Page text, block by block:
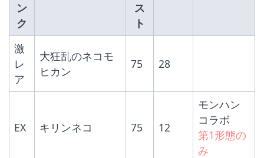
ン
ク
ス
ト
激
レ
ア
大狂乱のネコモ
ヒカン
75 28
EX キリンネコ 75 12
モンハン
コラボ
第1形態の
み